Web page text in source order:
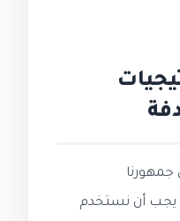
جمهورنا
يجب أن نستخدم